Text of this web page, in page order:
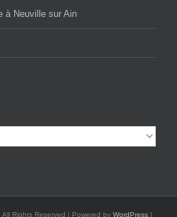
à Neuville sur Ain
Rights Reserved | Powered by WordPress |